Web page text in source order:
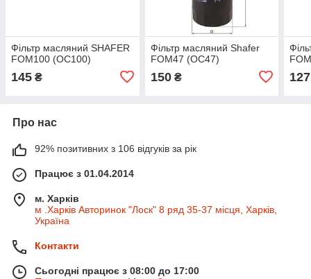
Фільтр масляний SHAFER
FOM100 (OC100)
145 ₴
Фільтр масляний Shafer
FOM47 (OC47)
150₴ 127
Про нас
92% позитивних з 106 відгуків за рік
Працює з 01.04.2014
м. Харків
м .Харків Авторинок "Лоск" 8 ряд 35-37 місця, Харків,
Україна
Контакти
Сьогодні працює з 08:00 до 17:00